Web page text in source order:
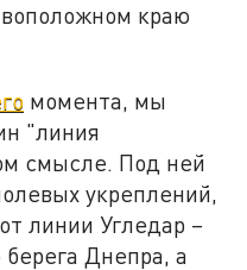
краю
момента, мы
"линия
смысле. Под ней
укреплений,
линии Угледар –
Днепра, а